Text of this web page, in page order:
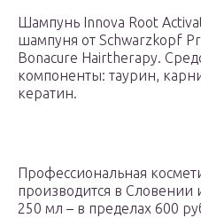
Шампунь Innova Root
шампуня от Schwarzkopf
Bonacure Hairtherapy.
компоненты: таурин,
кератин.
Профессиональная
производится в Словении
250 мл – в пределах 600